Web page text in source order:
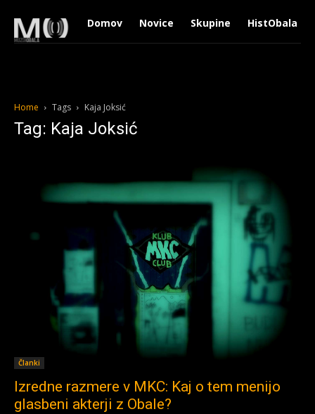
Domov Novice Skupine HistObala
Home Tags Kaja Joksić
Tag: Kaja Joksić
Članki
Izredne razmere v MKC: Kaj o tem menijo
glasbeni akterji z Obale?